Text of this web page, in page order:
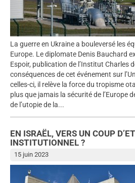
La guerre en Ukraine a bouleversé les
Europe. Le diplomate Denis Bauchard
Espoir, publication de l’Institut Charles
conséquences de cet événement sur
celles-ci, il relève la force du tropisme
plus que jamais la sécurité de l’Europe
de l’utopie de la...
EN ISRAËL, VERS UN COUP
INSTITUTIONNEL ?
15 juin 2023